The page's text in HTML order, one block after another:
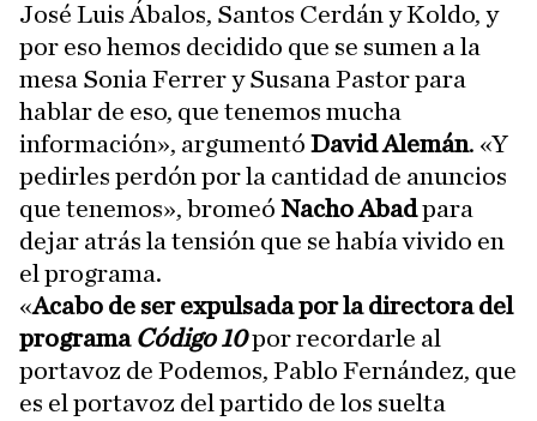
José Luis Ábalos, Santos Cerdán y Koldo, y
por eso hemos decidido que se sumen a la
mesa Sonia Ferrer y Susana Pastor para
hablar de eso, que tenemos mucha
información», argumentó David Alemán. «Y
pedirles perdón por la cantidad de anuncios
que tenemos», bromeó Nacho Abadpara
dejar atrás la tensión que se había vivido en
el programa.
«Acabo de ser expulsada por la directora del
programa Código 10por recordarle al
portavoz de Podemos, Pablo Fernández, que
es el portavoz del partido de los suelta